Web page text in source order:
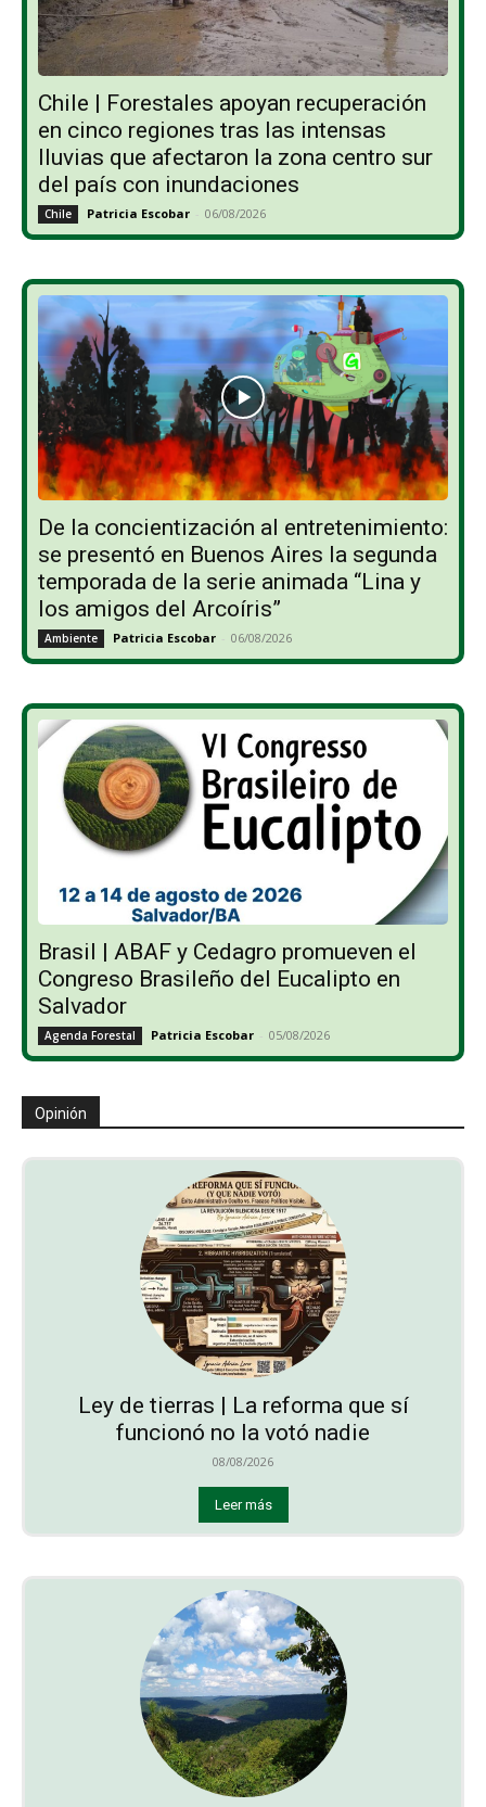
Chile | Forestales apoyan recuperación
en cinco regiones tras las intensas
lluvias que afectaron la zona centro sur
del país con inundaciones
Chile Patricia Escobar - 06/08/2026
De la concientización al entretenimiento:
se presentó en Buenos Aires la segunda
temporada de la serie animada “Lina y
los amigos del Arcoíris”
Ambiente Patricia Escobar - 06/08/2026
Brasil | ABAF y Cedagro promueven el
Congreso Brasileño del Eucalipto en
Salvador
Agenda Forestal Patricia Escobar - 05/08/2026
Opinión
Ley de tierras | La reforma que sí
funcionó no la votó nadie
08/08/2026
Leer más